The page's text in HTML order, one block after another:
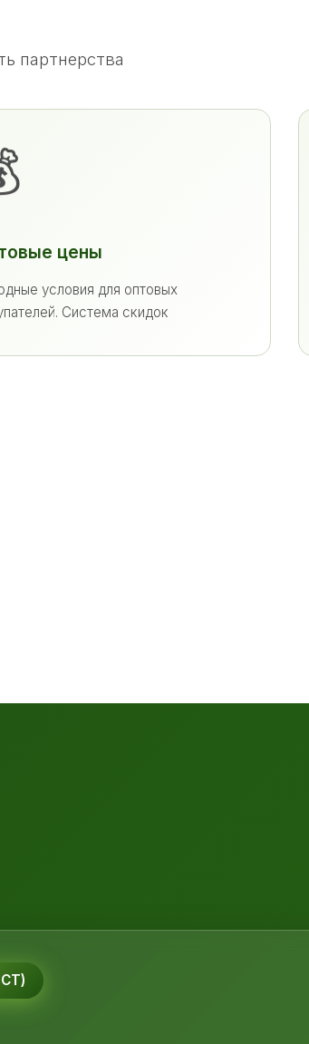
партнерства
цены
условия для оптовых
Система скидок